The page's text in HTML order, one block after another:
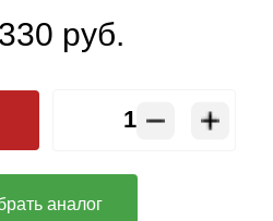
руб.
аналог